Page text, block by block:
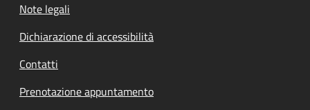
Note legali
Dichiarazione di accessibilità
Contatti
Prenotazione appuntamento